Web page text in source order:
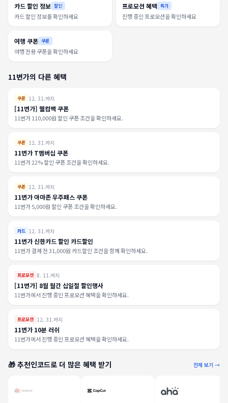
카드 할인 정보 할인
카드 할인 정보를 확인하세요
프로모션 혜택 특가
진행 중인 프로모션을 확인하세요
여행 쿠폰 쿠폰
여행 전용 쿠폰을 확인하세요
11번가의 다른 혜택
쿠폰 12. 31.까지
[11번가] 웰컴백 쿠폰
11번가 110,000원 할인 쿠폰 조건을 확인하세요.
쿠폰 12. 31.까지
11번가 T멤버십 쿠폰
11번가 22% 할인 쿠폰 조건을 확인하세요.
쿠폰 12. 31.까지
11번가 아마존 우주패스 쿠폰
11번가 5,000원 할인 쿠폰 조건을 확인하세요.
카드 12. 31.까지
11번가 신한카드 할인 카드할인
11번가 결제 전 31,000원 카드할인 조건을 함께 확인하세요.
프로모션 8. 11.까지
[11번가] 8월 월간 십일절 할인행사
11번가에서 진행 중인 프로모션 혜택을 확인하세요.
프로모션 12. 31.까지
11번가 10분 러쉬
11번가에서 진행 중인 프로모션 혜택을 확인하세요.
🎁 추천인코드로 더 많은 혜택 받기 전체 보기 →